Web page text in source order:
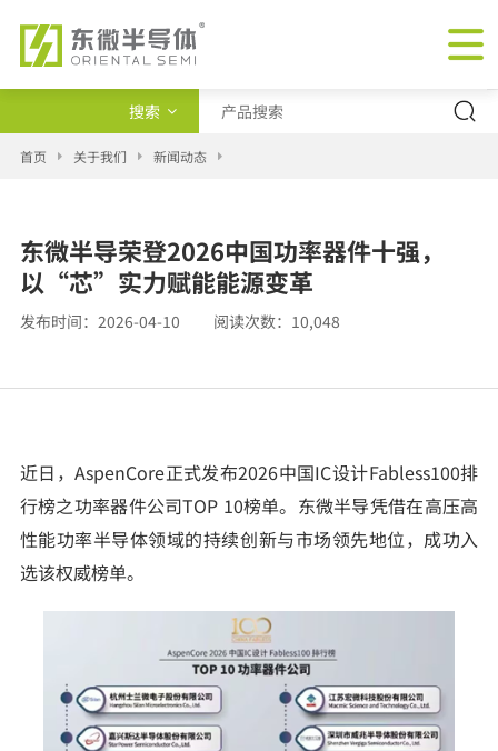
搜索
产品类型
新闻
首页 关于我们 新闻动态
东微半导荣登2026中国功率器件十强，
以“芯”实力赋能能源变革
发布时间： 2026-04-10 阅读次数： 10,048
近日，AspenCore正式发布2026中国IC设计Fabless100排
行榜之功率器件公司TOP 10榜单。东微半导凭借在高压高
性能功率半导体领域的持续创新与市场领先地位，成功入
选该权威榜单。